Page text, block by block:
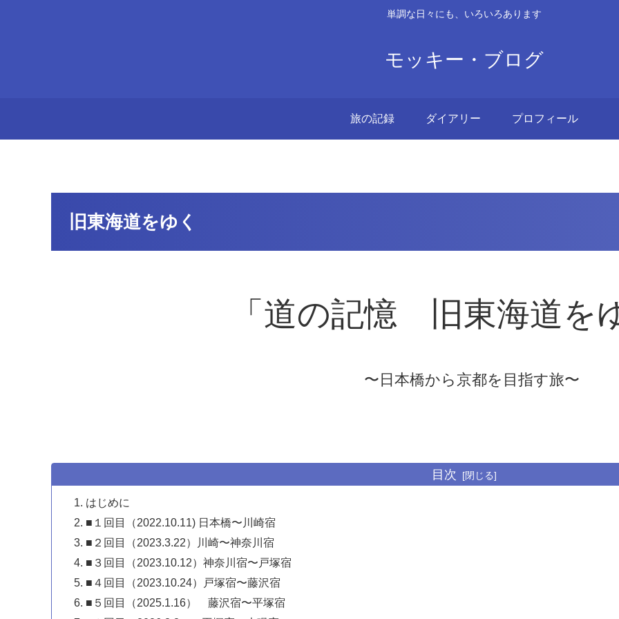
単調な日々にも、いろいろあります
モッキー・ブログ
旅の記録 ダイアリー プロフィール
旧東海道をゆく
「道の記憶 旧東海道を
〜日本橋から京都を目指す旅〜
目次
はじめに
■１回目（2022.10.11) 日本橋〜川崎宿
■２回目（2023.3.22）川崎〜神奈川宿
■３回目（2023.10.12）神奈川宿〜戸塚宿
■４回目（2023.10.24）戸塚宿〜藤沢宿
■５回目（2025.1.16） 藤沢宿〜平塚宿